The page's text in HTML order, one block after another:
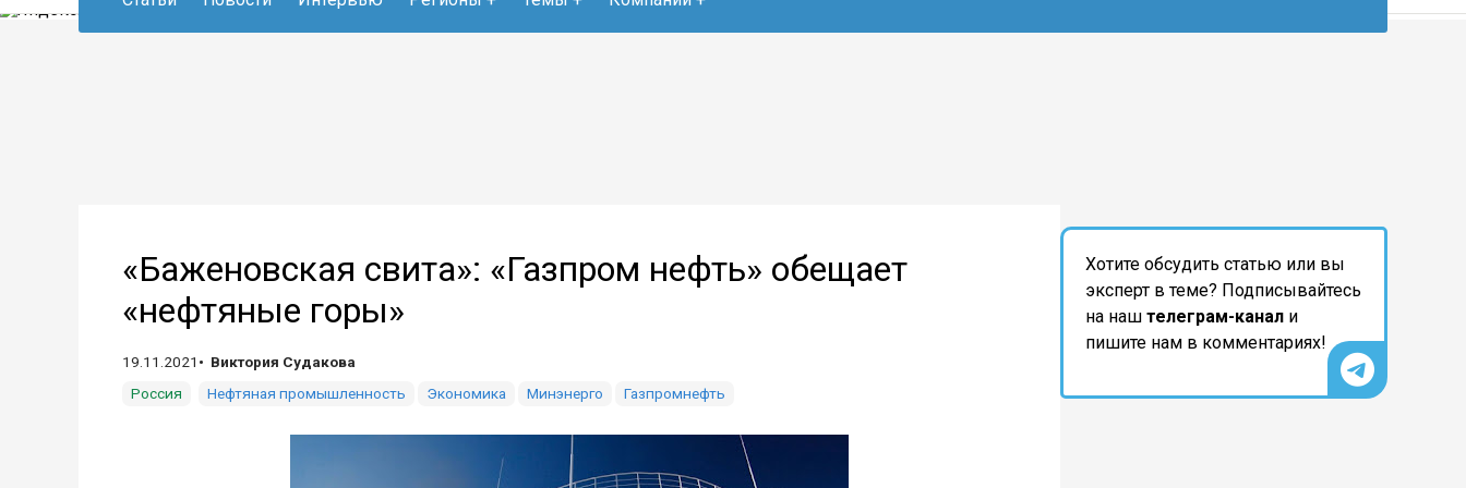
«Баженовская свита»: «Газпром нефть» обещает
«нефтяные горы»
19.11.2021
Виктория Судакова
Россия
Нефтяная промышленность Экономика Минэнерго Газпромнефть
Хотите обсудить статью или вы
эксперт в теме? Подписывайтесь
на наш телеграм-канал и
пишите нам в комментариях!